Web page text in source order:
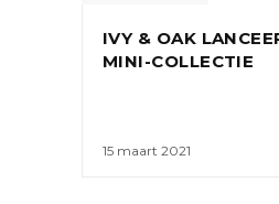
IVY & OAK
MINI-COLLECTIE
15 maart 2021